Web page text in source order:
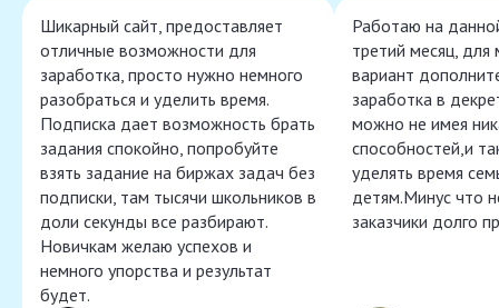
Шикарный сайт, предоставляет
отличные возможности для
заработка, просто нужно немного
разобраться и уделить время.
Подписка дает возможность брать
задания спокойно, попробуйте
взять задание на биржах задач без
подписки, там тысячи школьников в
доли секунды все разбирают.
Новичкам желаю успехов и
немного упорства и результат
будет.
Работаю на
третий месяц, для
вариант
заработка в
можно не имея
способностей,и
уделять время
детям.Минус что
заказчики долго